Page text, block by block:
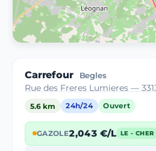
Carrefour Begles
Rue des Freres Lumieres —
5.6 km 24h/24 Ouvert
GAZOLE2,043 €/L LE - CHER